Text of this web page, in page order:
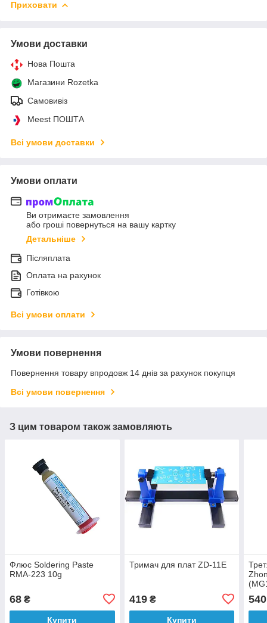
Приховати
Умови доставки
Нова Пошта
Магазини Rozetka
Самовивіз
Meest ПОШТА
Всі умови доставки
Умови оплати
Ви отримаєте замовлення
або гроші повернуться на вашу картку
Детальніше
Післяплата
Оплата на рахунок
Готівкою
Всі умови оплати
Умови повернення
Повернення товару впродовж 14 днів за рахунок покупця
Всі умови повернення
З цим товаром також замовляють
Флюс Soldering Paste
RMA-223 10g
68 ₴
Купити
Тримач для плат ZD-11E
419₴
Купити
540